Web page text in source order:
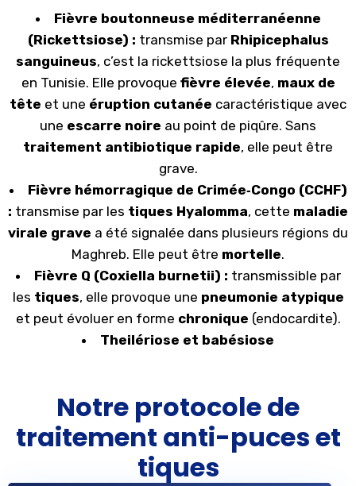
Fièvre boutonneuse méditerranéenne
(Rickettsiose) : transmise par Rhipicephalus
sanguineus, c’est la rickettsiose la plus fréquente
en Tunisie. Elle provoque fièvre élevée, maux de
tête et une éruption cutanée caractéristique avec
une escarre noire au point de piqûre. Sans
traitement antibiotique rapide, elle peut être
grave.
Fièvre hémorragique de Crimée‑Congo (CCHF)
: transmise par les tiques Hyalomma, cette maladie
virale grave a été signalée dans plusieurs régions du
Maghreb. Elle peut être mortelle.
Fièvre Q (Coxiella burnetii) : transmissible par
les tiques, elle provoque une pneumonie atypique
et peut évoluer en forme chronique (endocardite).
Theilériose et babésiose
Notre protocole de
traitement anti-puces et
tiques